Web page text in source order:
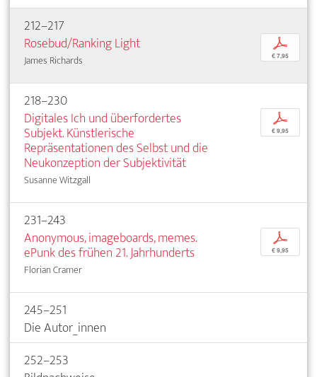
212–217
Rosebud/Ranking Light
James Richards
p
€ 7,95
218–230
Digitales Ich und überfordertes
Subjekt. Künstlerische
Repräsentationen des Selbst und die
Neukonzeption der Subjektivität
Susanne Witzgall
p
€ 9,95
231–243
Anonymous, imageboards, memes.
ePunk des frühen 21. Jahrhunderts
Florian Cramer
p
€ 9,95
245–251
Die Autor_innen
252–253